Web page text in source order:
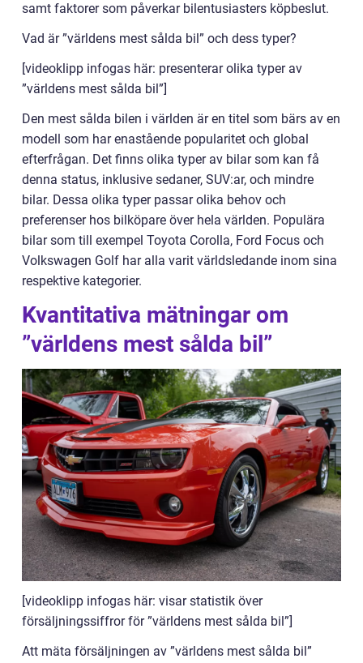
samt faktorer som påverkar bilentusiasters köpbeslut.
Vad är ”världens mest sålda bil” och dess typer?
[videoklipp infogas här: presenterar olika typer av
”världens mest sålda bil”]
Den mest sålda bilen i världen är en titel som bärs av en
modell som har enastående popularitet och global
efterfrågan. Det finns olika typer av bilar som kan få
denna status, inklusive sedaner, SUV:ar, och mindre
bilar. Dessa olika typer passar olika behov och
preferenser hos bilköpare över hela världen. Populära
bilar som till exempel Toyota Corolla, Ford Focus och
Volkswagen Golf har alla varit världsledande inom sina
respektive kategorier.
Kvantitativa mätningar om
”världens mest sålda bil”
[videoklipp infogas här: visar statistik över
försäljningssiffror för ”världens mest sålda bil”]
Att mäta försäljningen av ”världens mest sålda bil”